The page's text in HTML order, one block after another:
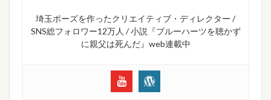
埼玉ポーズを作ったクリエイティブ・ディレクター /
SNS総フォロワー12万人 / 小説『ブルーハーツを聴かず
に親父は死んだ』web連載中